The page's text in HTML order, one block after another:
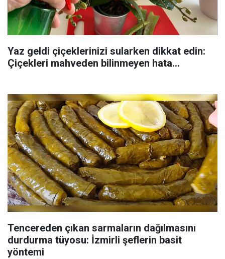
Yaz geldi çiçeklerinizi sularken dikkat edin:
Çiçekleri mahveden bilinmeyen hata...
Tencereden çıkan sarmaların dağılmasını
durdurma tüyosu: İzmirli şeflerin basit
yöntemi